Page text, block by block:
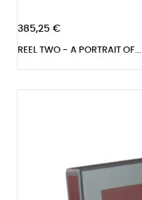
385,25 €
REEL TWO - A PORTRAIT OF...